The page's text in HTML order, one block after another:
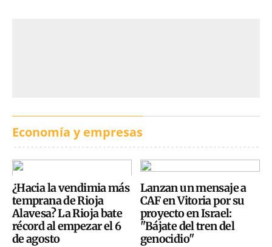
Economía y empresas
¿Hacia la vendimia más
temprana de Rioja
Alavesa? La Rioja bate
récord al empezar el 6
de agosto
Lanzan un mensaje a
CAF en Vitoria por su
proyecto en Israel:
"Bájate del tren del
genocidio"